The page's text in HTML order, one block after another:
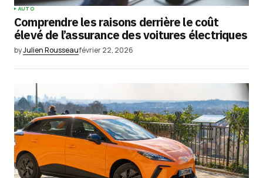
AUTO
Comprendre les raisons derrière le coût
élevé de l’assurance des voitures électriques
byJulien Rousseaufévrier 22, 2026